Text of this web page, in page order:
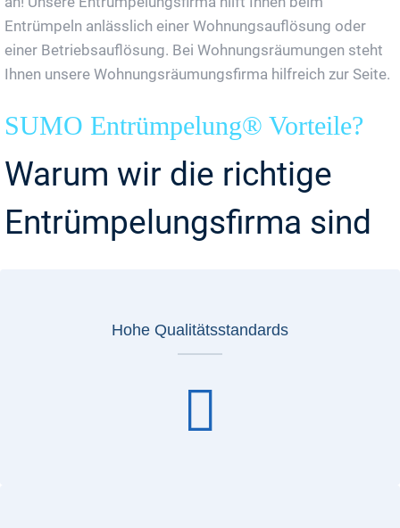
Entrümpeln anlässlich einer Wohnungsauflösung oder
einer Betriebsauflösung. Bei Wohnungsräumungen steht
Ihnen unsere Wohnungsräumungsfirma hilfreich zur Seite.
SUMO Entrümpelung® Vorteile?
Warum wir die richtige
Entrümpelungsfirma sind
Hohe Qualitätsstandards